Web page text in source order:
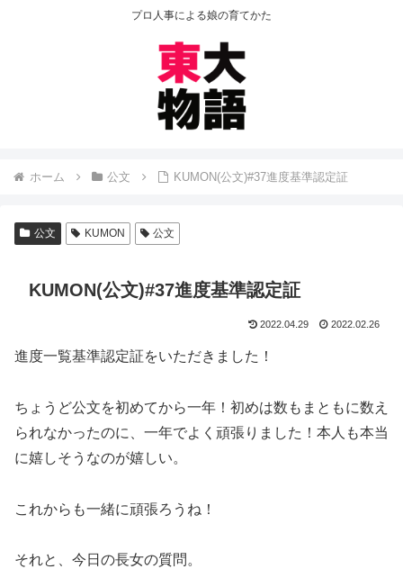
プロ人事による娘の育てかた
ホーム 公文 KUMON(公文)#37進度基準認定証
公文 KUMON 公文
KUMON(公文)#37進度基準認定証
2022.04.29 2022.02.26
進度一覧基準認定証をいただきました！
ちょうど公文を初めてから一年！初めは数もまともに数え
られなかったのに、一年でよく頑張りました！本人も本当
に嬉しそうなのが嬉しい。
これからも一緒に頑張ろうね！
それと、今日の長女の質問。